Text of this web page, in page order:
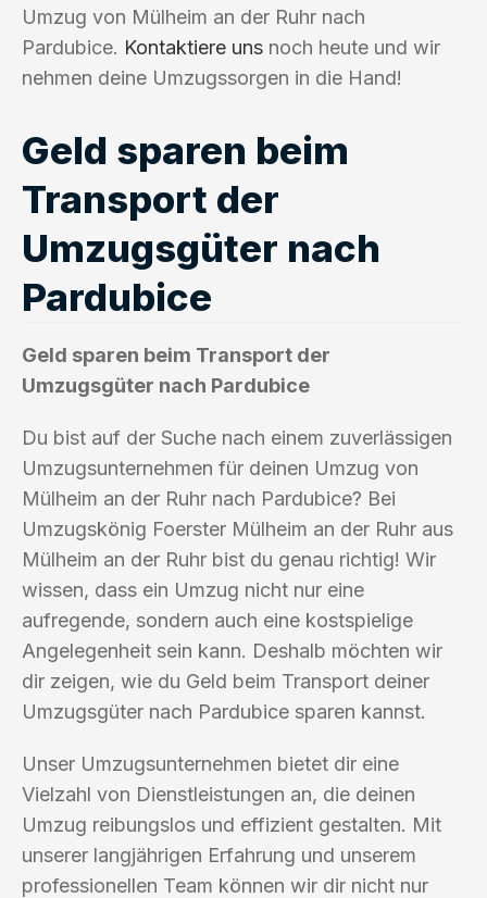
Umzug von Mülheim an der Ruhr nach
Pardubice. Kontaktiere uns noch heute und wir
nehmen deine Umzugssorgen in die Hand!
Geld sparen beim
Transport der
Umzugsgüter nach
Pardubice
Geld sparen beim Transport der
Umzugsgüter nach Pardubice
Du bist auf der Suche nach einem zuverlässigen
Umzugsunternehmen für deinen Umzug von
Mülheim an der Ruhr nach Pardubice? Bei
Umzugskönig Foerster Mülheim an der Ruhr aus
Mülheim an der Ruhr bist du genau richtig! Wir
wissen, dass ein Umzug nicht nur eine
aufregende, sondern auch eine kostspielige
Angelegenheit sein kann. Deshalb möchten wir
dir zeigen, wie du Geld beim Transport deiner
Umzugsgüter nach Pardubice sparen kannst.
Unser Umzugsunternehmen bietet dir eine
Vielzahl von Dienstleistungen an, die deinen
Umzug reibungslos und effizient gestalten. Mit
unserer langjährigen Erfahrung und unserem
professionellen Team können wir dir nicht nur